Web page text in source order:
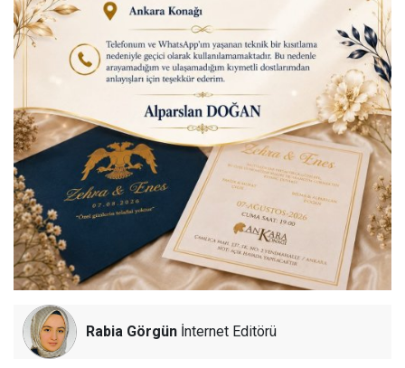
Rabia Görgün İnternet Editörü